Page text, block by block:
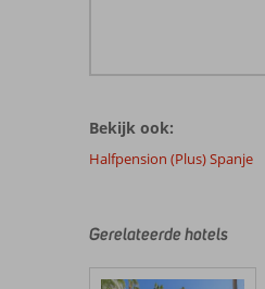
Bekijk ook:
Halfpension (Plus) Spanje
Gerelateerde hotels